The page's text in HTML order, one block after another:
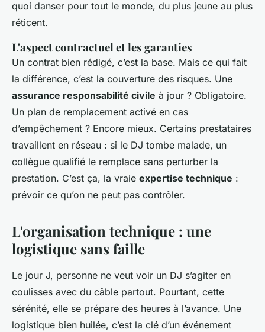
quoi danser pour tout le monde, du plus jeune au plus
réticent.
L'aspect contractuel et les garanties
Un contrat bien rédigé, c’est la base. Mais ce qui fait
la différence, c’est la couverture des risques. Une
assurance responsabilité civile à jour ? Obligatoire.
Un plan de remplacement activé en cas
d’empêchement ? Encore mieux. Certains prestataires
travaillent en réseau : si le DJ tombe malade, un
collègue qualifié le remplace sans perturber la
prestation. C’est ça, la vraie expertise technique :
prévoir ce qu’on ne peut pas contrôler.
L'organisation technique : une
logistique sans faille
Le jour J, personne ne veut voir un DJ s’agiter en
coulisses avec du câble partout. Pourtant, cette
sérénité, elle se prépare des heures à l’avance. Une
logistique bien huilée, c’est la clé d’un événement